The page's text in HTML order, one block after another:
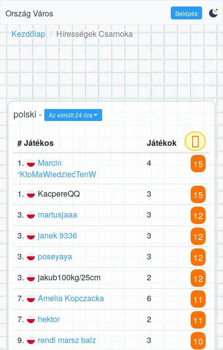
Ország Város Belépés
Kezdőlap Hírességek Csarnoka
polski - Az elmúlt 24 óra
# Játékos
Játékok
1.
Marcin
“KtoMaWiedziećTenW
4 15
1. KacpereQQ 3 15
3. martusjaaa 3 12
3. janek 9336 3 12
3. poseyaya 3 12
3. jakub100kg/25cm 2 12
7. Amelia Kopczacka 6 11
7. hektor 2 11
9. rendi marsz balz 3 10